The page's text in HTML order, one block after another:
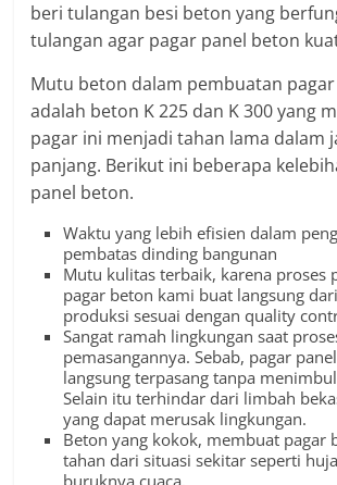
beri tulangan besi beton yang
tulangan agar pagar panel beton
Mutu beton dalam pembuatan
adalah beton K 225 dan K 300 yang
pagar ini menjadi tahan lama dalam
panjang. Berikut ini beberapa
panel beton.
Waktu yang lebih efisien dalam
pembatas dinding bangunan
Mutu kulitas terbaik, karena proses
pagar beton kami buat langsung
produksi sesuai dengan quality
Sangat ramah lingkungan saat
pemasangannya. Sebab, pagar
langsung terpasang tanpa
Selain itu terhindar dari limbah
yang dapat merusak lingkungan.
Beton yang kokok, membuat pagar
tahan dari situasi sekitar seperti